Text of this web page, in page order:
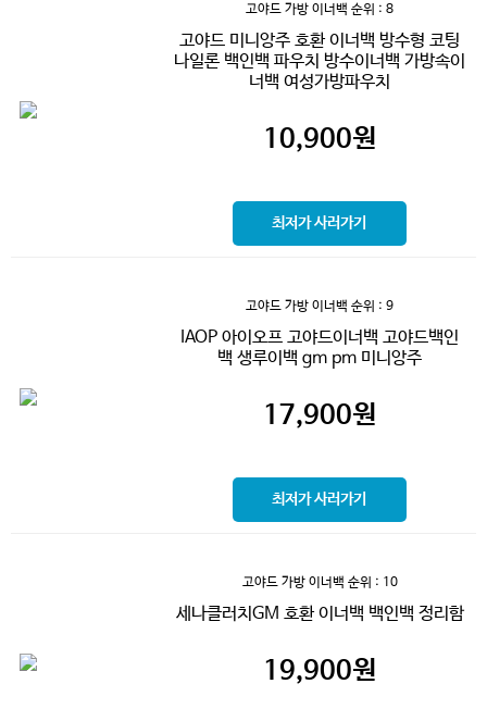
고야드 가방 이너백 순위 : 8
고야드 미니앙주 호환 이너백 방수형 코팅
나일론 백인백 파우치 방수이너백 가방속이
너백 여성가방파우치
10,900원
최저가 사러가기
고야드 가방 이너백 순위 : 9
IAOP 아이오프 고야드이너백 고야드백인
백 생루이백 gm pm 미니앙주
17,900원
최저가 사러가기
고야드 가방 이너백 순위 : 10
세나클러치GM 호환 이너백 백인백 정리함
19,900원